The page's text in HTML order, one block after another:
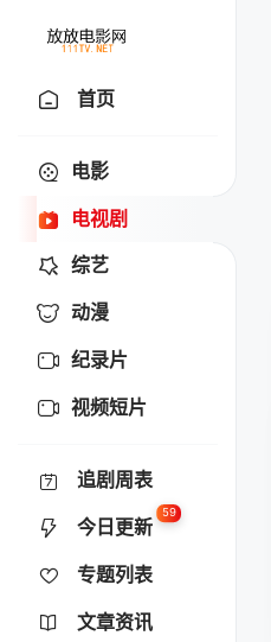
首页
电影
电视剧
综艺
动漫
纪录片
视频短片
追剧周表
今日更新
59
专题列表
文章资讯